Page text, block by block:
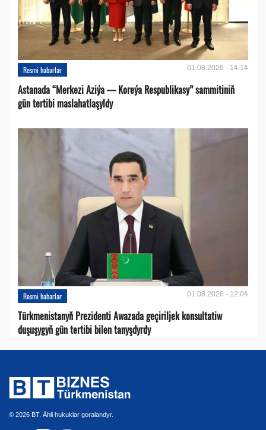
Resmi habarlar 01.08.2026 - 14:14
Astanada “Merkezi Aziýa — Koreýa Respublikasy” sammitiniň
gün tertibi maslahatlaşyldy
Resmi habarlar 01.08.2026 - 12:04
Türkmenistanyň Prezidenti Awazada geçiriljek konsultatiw
duşuşygyň gün tertibi bilen tanyşdyrdy
© 2026 BT. Ähli hukuklar goralandyr.